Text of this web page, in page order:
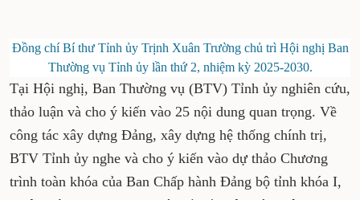
việc lớn trong giai đoạn cuối năm
Đồng chí Bí thư Tỉnh ủy Trịnh Xuân Trường chủ trì Hội
nghị Ban Thường vụ Tỉnh ủy lần thứ 2, nhiệm kỳ 2025-
2030.
Tại Hội nghị, Ban Thường vụ (BTV) Tỉnh
ủy nghiên cứu, thảo luận và cho ý kiến vào 25